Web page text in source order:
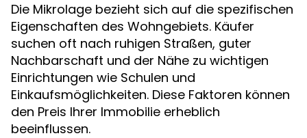
Die Mikrolage bezieht sich auf die spezifischen
Eigenschaften des Wohngebiets. Käufer
suchen oft nach ruhigen Straßen, guter
Nachbarschaft und der Nähe zu wichtigen
Einrichtungen wie Schulen und
Einkaufsmöglichkeiten. Diese Faktoren können
den Preis Ihrer Immobilie erheblich
beeinflussen.